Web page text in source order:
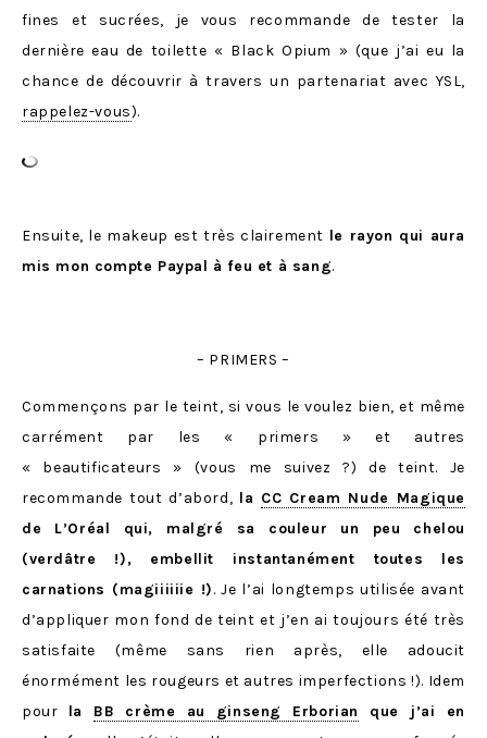
fines et sucrées, je vous recommande de tester la
dernière eau de toilette « Black Opium » (que j’ai eu la
chance de découvrir à travers un partenariat avec YSL,
rappelez-vous).
Ensuite, le makeup est très clairement le rayon qui aura
mis mon compte Paypal à feu et à sang.
– PRIMERS –
Commençons par le teint, si vous le voulez bien, et même
carrément par les « primers » et autres
« beautificateurs » (vous me suivez ?) de teint. Je
recommande tout d’abord, la CC Cream Nude Magique
de L’Oréal qui, malgré sa couleur un peu chelou
(verdâtre !), embellit instantanément toutes les
carnations (magiiiiiie !). Je l’ai longtemps utilisée avant
d’appliquer mon fond de teint et j’en ai toujours été très
satisfaite (même sans rien après, elle adoucit
énormément les rougeurs et autres imperfections !). Idem
pour la BB crème au ginseng Erborian
que j’ai en